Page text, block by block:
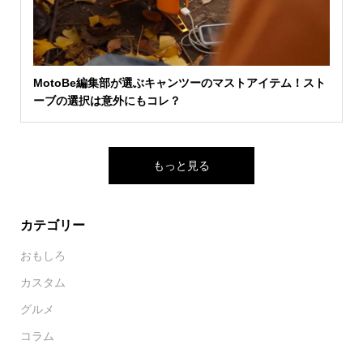
MotoBe編集部が選ぶキャンツーのマストアイテム！スト
ーブの選択は意外にもコレ？
もっと見る
カテゴリー
おもしろ
カスタム
グルメ
コラム